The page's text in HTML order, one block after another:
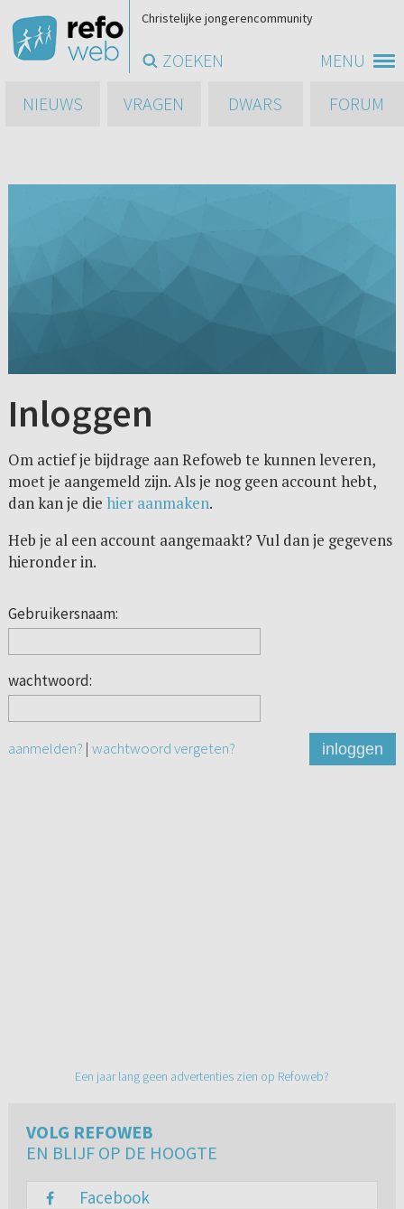
MENU
Christelijke jongerencommunity
ZOEKEN
NIEUWS
VRAGEN DWARS FORUM
Inloggen
Om actief je bijdrage aan Refoweb te kunnen leveren,
moet je aangemeld zijn. Als je nog geen account hebt,
dan kan je die hier aanmaken.
Heb je al een account aangemaakt? Vul dan je gegevens
hieronder in.
Gebruikersnaam:
wachtwoord:
aanmelden? | wachtwoord vergeten? inloggen
Een jaar lang geen advertenties zien op Refoweb?
VOLG REFOWEB
EN BLIJF OP DE HOOGTE
Facebook